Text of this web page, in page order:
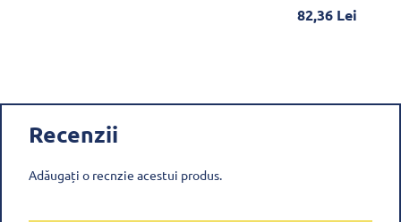
82,36 Lei
Recenzii
Adăugați o recnzie acestui produs.